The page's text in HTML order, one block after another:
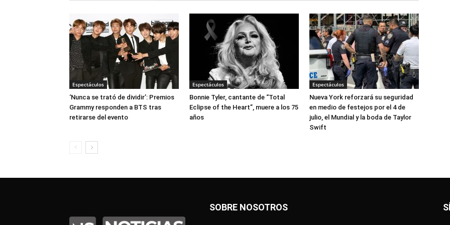
Espectáculos
‘Nunca se trató de dividir’: Premios
Grammy responden a BTS tras
retirarse del evento
Espectáculos
Bonnie Tyler, cantante de “Total
Eclipse of the Heart”, muere a los 75
años
Espectáculos
Nueva York reforzará su seguridad
en medio de festejos por el 4 de
julio, el Mundial y la boda de Taylor
Swift
SOBRE NOSOTROS